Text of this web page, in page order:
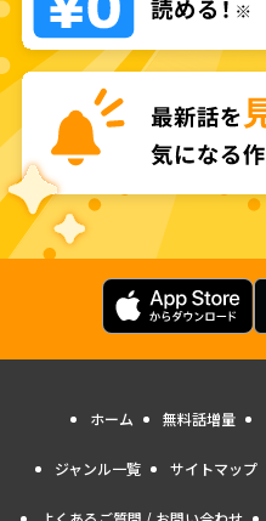
ホーム 無料話増量
ジャンル一覧 サイトマップ